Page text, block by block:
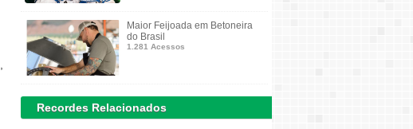
Maior Feijoada em Betoneira
do Brasil
1.281 Acessos
Recordes Relacionados